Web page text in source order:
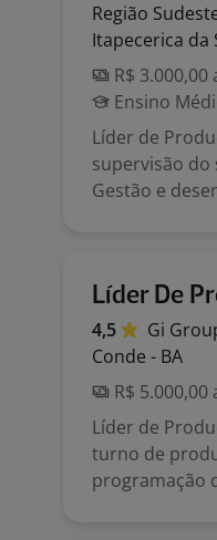
Região
Itapecerica da
R$ 3.000,00
Ensino
Líder de
supervisão
Gestão e
Líder De
4,5 Gi
Conde - BA
R$ 5.000,00
Líder de
turno de
programação